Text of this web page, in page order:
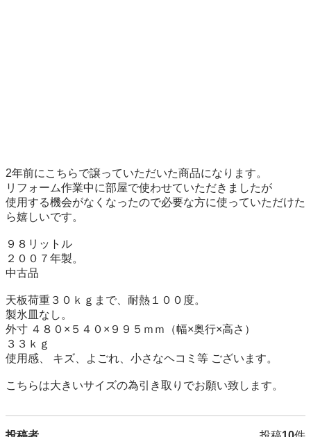
2年前にこちらで譲っていただいた商品になります。
リフォーム作業中に部屋で使わせていただきましたが
使用する機会がなくなったので必要な方に使っていただけた
ら嬉しいです。
９８リットル
２００７年製。
中古品
天板荷重３０ｋｇまで、耐熱１００度。
製氷皿なし。
外寸 ４８０×５４０×９９５ｍｍ（幅×奥行×高さ）
３３ｋｇ
使用感、 キズ、よごれ、小さなヘコミ等 ございます。
こちらは大きいサイズの為引き取りでお願い致します。